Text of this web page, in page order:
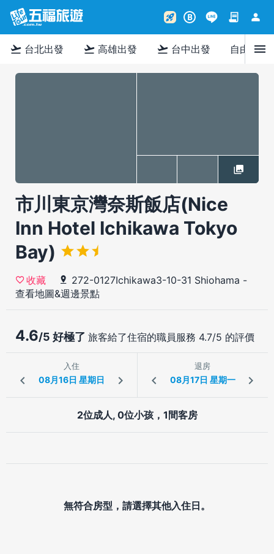
rocket_launch B contract person
flight_takeoff 台北出發 flight_takeoff 高雄出發 flight_takeoff 台中出發 自由行menu
市川東京灣奈斯飯店(Nice
Inn Hotel Ichikawa Tokyo
Bay)
收藏 272-0127Ichikawa3-10-31 Shiohama -
查看地圖&週邊景點
4.6/5 好極了 旅客給了住宿的職員服務 4.7/5 的評價
入住 退房
2位成人, 0位小孩，1間客房
無符合房型，請選擇其他入住日。